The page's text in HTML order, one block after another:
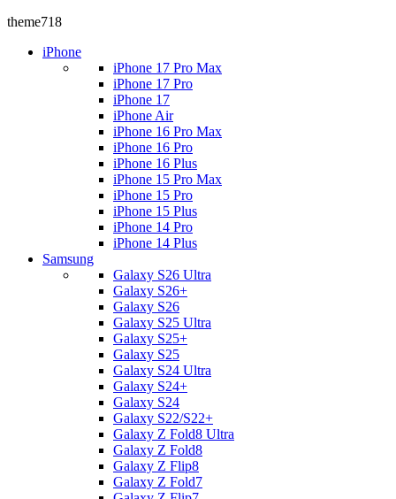
theme718
iPhone
iPhone 17 Pro Max
iPhone 17 Pro
iPhone 17
iPhone Air
iPhone 16 Pro Max
iPhone 16 Pro
iPhone 16 Plus
iPhone 15 Pro Max
iPhone 15 Pro
iPhone 15 Plus
iPhone 14 Pro
iPhone 14 Plus
Samsung
Galaxy S26 Ultra
Galaxy S26+
Galaxy S26
Galaxy S25 Ultra
Galaxy S25+
Galaxy S25
Galaxy S24 Ultra
Galaxy S24+
Galaxy S24
Galaxy S22/S22+
Galaxy Z Fold8 Ultra
Galaxy Z Fold8
Galaxy Z Flip8
Galaxy Z Fold7